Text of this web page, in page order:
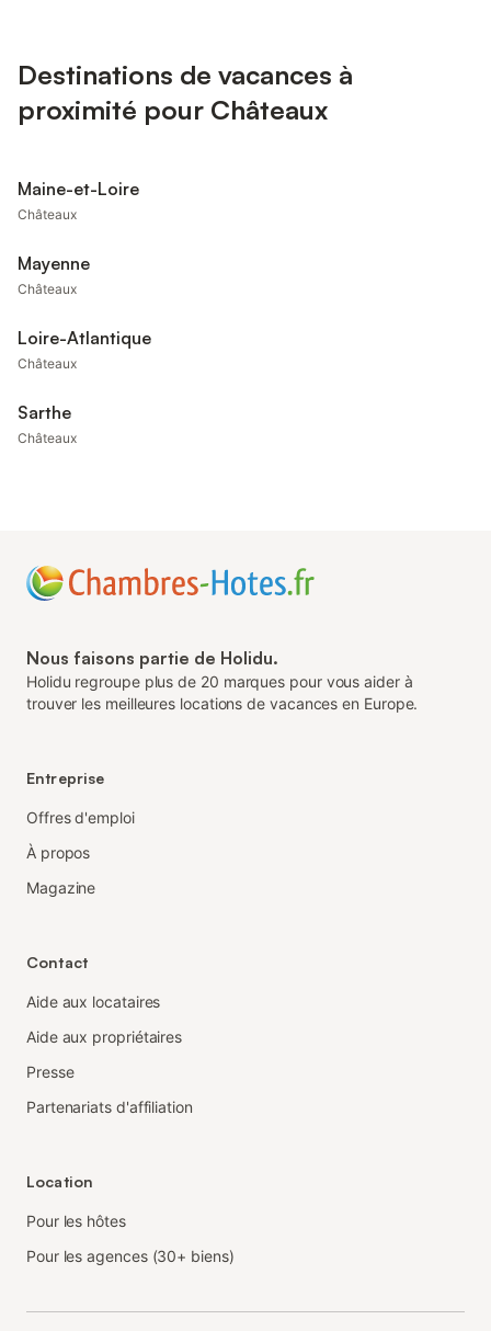
Destinations de vacances à
proximité pour Châteaux
Maine-et-Loire
Châteaux
Mayenne
Châteaux
Loire-Atlantique
Châteaux
Sarthe
Châteaux
Nous faisons partie de Holidu.
Holidu regroupe plus de 20 marques pour vous aider à
trouver les meilleures locations de vacances en Europe.
Entreprise
Offres d'emploi
À propos
Magazine
Contact
Aide aux locataires
Aide aux propriétaires
Presse
Partenariats d'affiliation
Location
Pour les hôtes
Pour les agences (30+ biens)